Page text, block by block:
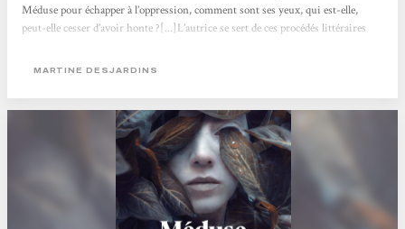
Méduse pour échapper à l’oppression, comment sont ses yeux, qui est-elle,
peut-elle cesser d’avoir honte ?[...]L’autrice se sert de ces procédés littéraires
Si cette existence nous est déjà insupportable, quelle vie est...
MARTINE DESJARDINS